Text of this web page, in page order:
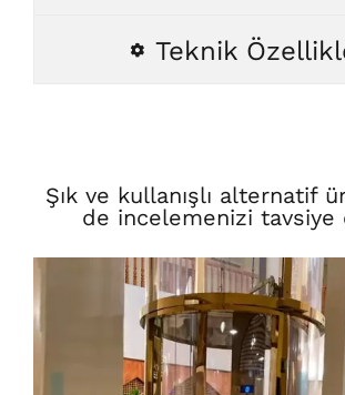
Teknik
Şık ve kullanışlı alternatif
de incelemenizi tavsiye